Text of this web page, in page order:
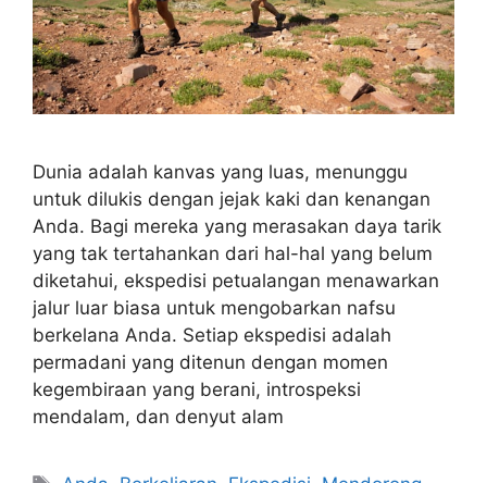
Dunia adalah kanvas yang luas, menunggu
untuk dilukis dengan jejak kaki dan kenangan
Anda. Bagi mereka yang merasakan daya tarik
yang tak tertahankan dari hal-hal yang belum
diketahui, ekspedisi petualangan menawarkan
jalur luar biasa untuk mengobarkan nafsu
berkelana Anda. Setiap ekspedisi adalah
permadani yang ditenun dengan momen
kegembiraan yang berani, introspeksi
mendalam, dan denyut alam